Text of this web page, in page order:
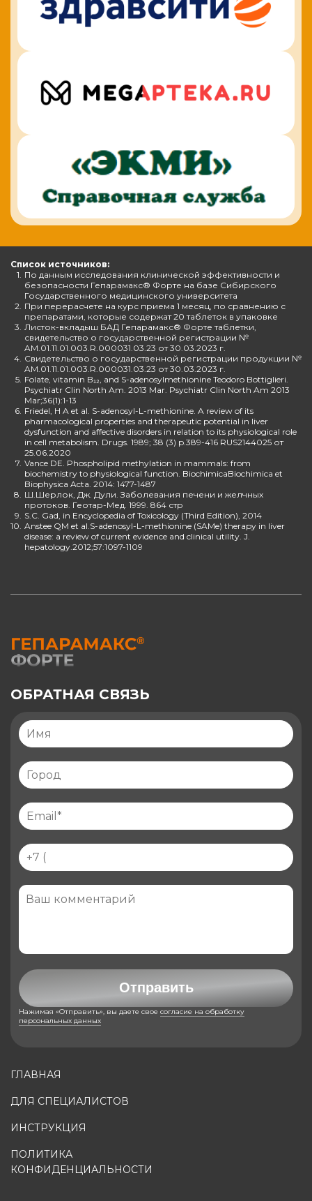
Список источников:
1. По данным исследования клинической эффективности и
безопасности Гепарамакс® Форте на базе Сибирского
Государственного медицинского университета
2. При перерасчете на курс приема 1 месяц, по сравнению с
препаратами, которые содержат 20 таблеток в упаковке
3. Листок-вкладыш БАД Гепарамакс® Форте таблетки,
свидетельство о государственной регистрации №
AM.01.11.01.003.R.000031.03.23 от 30.03.2023 г.
4. Свидетельство о государственной регистрации продукции №
AM.01.11.01.003.R.000031.03.23 от 30.03.2023 г.
5. Folate, vitamin B₁₂, and S-adenosylmethionine Teodoro Bottiglieri.
Psychiatr Clin North Am. 2013 Mar. Psychiatr Clin North Am 2013
Mar;36(1):1-13
6. Friedel, H A et al. S-adenosyl-L-methionine. A review of its
pharmacological properties and therapeutic potential in liver
dysfunction and affective disorders in relation to its physiological role
in cell metabolism. Drugs. 1989; 38 (3) p.389-416 RUS2144025 от
25.06.2020
7. Vance DE. Phospholipid methylation in mammals: from
biochemistry to physiological function. BiochimicaBiochimica et
Biophysica Acta. 2014: 1477-1487
8. Ш.Шерлок, Дж. Дули. Заболевания печени и желчных
протоков. Геотар-Мед. 1999. 864 стр
9. S.C. Gad, in Encyclopedia of Toxicology (Third Edition), 2014
10. Anstee QM et al.S-adenosyl-L-methionine (SAMe) therapy in liver
disease: a review of current evidence and clinical utility. J.
hepatology.2012;57:1097-1109
ГЛАВНАЯ
ДЛЯ СПЕЦИАЛИСТОВ
ИНСТРУКЦИЯ
ПОЛИТИКА
КОНФИДЕНЦИАЛЬНОСТИ
ОБРАТНАЯ СВЯЗЬ
Отправить
Нажимая «Отправить», вы даете свое согласие на обработку
персональных данных